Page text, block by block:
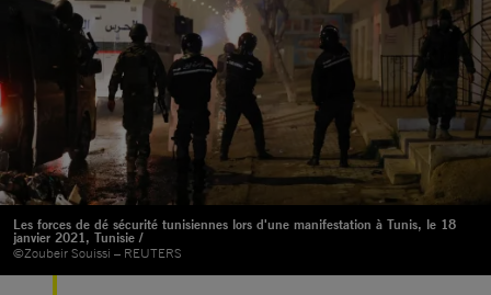
Les forces de dé sécurité tunisiennes lors d'une manifestation à Tunis, le 18
janvier 2021, Tunisie /
©Zoubeir Souissi – REUTERS